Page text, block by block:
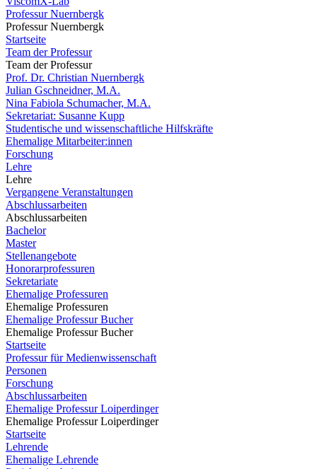
Professur Nuernbergk
Professur Nuernbergk
Startseite
Team der Professur
Team der Professur
Prof. Dr. Christian Nuernbergk
Julian Gschneidner, M.A.
Nina Fabiola Schumacher, M.A.
Sekretariat: Susanne Kupp
Studentische und wissenschaftliche Hilfskräfte
Ehemalige Mitarbeiter:innen
Forschung
Lehre
Lehre
Vergangene Veranstaltungen
Abschlussarbeiten
Abschlussarbeiten
Bachelor
Master
Stellenangebote
Honorarprofessuren
Sekretariate
Ehemalige Professuren
Ehemalige Professuren
Ehemalige Professur Bucher
Ehemalige Professur Bucher
Startseite
Professur für Medienwissenschaft
Personen
Forschung
Abschlussarbeiten
Ehemalige Professur Loiperdinger
Ehemalige Professur Loiperdinger
Startseite
Lehrende
Ehemalige Lehrende